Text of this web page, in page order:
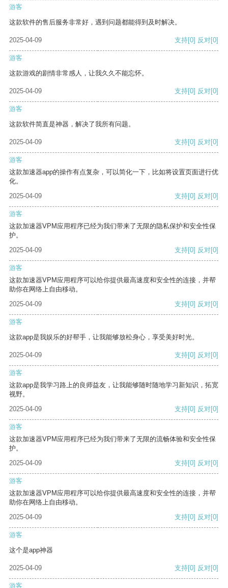
游客
这款软件的售后服务非常好，遇到问题都能得到及时解决。
2025-04-09 支持[0] 反对[0]
游客
这款游戏的剧情非常感人，让我久久不能忘怀。
2025-04-09 支持[0] 反对[0]
游客
这款软件简直是神器，解决了我所有问题。
2025-04-09 支持[0] 反对[0]
游客
这款加速器app的操作有点复杂，可以简化一下，比如将设置页面进行优
化。
2025-04-09
支持[0] 反对[0]
游客
这款加速器VPM应用程序已经为我们带来了无限的隐私保护和安全性保
护。
2025-04-09
支持[0] 反对[0]
游客
这款加速器VPM应用程序可以给你提供最高速度和安全性的连接，并帮
助你在网络上自由移动。
2025-04-09
支持[0] 反对[0]
游客
这款app是我娱乐的好帮手，让我能够放松身心，享受美好时光。
2025-04-09 支持[0] 反对[0]
游客
这款app是我学习路上的良师益友，让我能够随时随地学习新知识，拓宽
视野。
2025-04-09
支持[0] 反对[0]
游客
这款加速器VPM应用程序已经为我们带来了无限的流畅体验和安全性保
护。
2025-04-09
支持[0] 反对[0]
游客
这款加速器VPM应用程序可以给你提供最高速度和安全性的连接，并帮
助你在网络上自由移动。
2025-04-09
支持[0] 反对[0]
游客
这个是app神器
2025-04-09 支持[0] 反对[0]
游客